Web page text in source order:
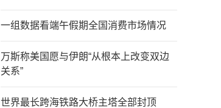
一组数据看端午假期全国消费市场情况
万斯称美国愿与伊朗“从根本上改变双边
关系”
世界最长跨海铁路大桥主塔全部封顶